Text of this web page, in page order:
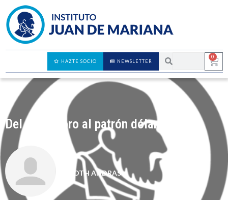
0
NEWSLETTER
HAZTE SOCIO
Del patrón oro al patrón dólar
TOTH ANDRAS